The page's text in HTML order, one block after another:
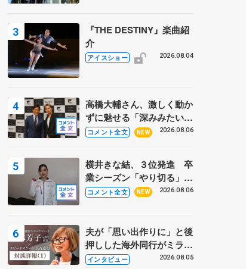
『THE DESTINY』楽曲紹
介
アイスショー 2026.08.04
高橋大輔さん、激しく動か
ずに魅せる「深みみたいな
ものは出てきている？」
あい
コメント全文 NEW 2026.08.06
横井きな結、３位発進 卒
業シーズン「やり切る」
【みなとアクルス杯SP】
コメント全文 NEW 2026.08.06
夫が「思い出作りに」と後
押しした海外同行がミラノ
まで… 繁華街のリンクで
インタビュー 2026.08.05